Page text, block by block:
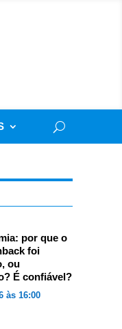
por que o
foi
ou
É confiável?
às 16:00